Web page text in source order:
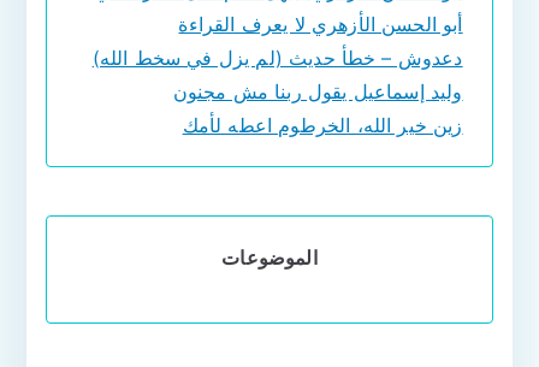
أبو الحسن الأزهري لا يعرف القراءة
دعدوش – خطأ حديث (لم يزل في سخط الله)
وليد إسماعيل يقول ربنا مش مجنون
زين خير الله، الخرطوم اعطه لأمك
الموضوعات